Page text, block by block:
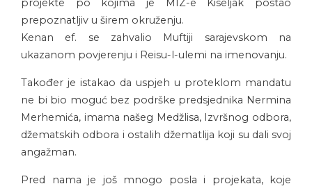
projekte po kojima je MIZ-e Kiseljak postao
prepoznatljiv u širem okruženju.
Kenan ef. se zahvalio Muftiji sarajevskom na
ukazanom povjerenju i Reisu-l-ulemi na imenovanju.
Također je istakao da uspjeh u proteklom mandatu
ne bi bio moguć bez podrške predsjednika Nermina
Merhemića, imama našeg Medžlisa, Izvršnog odbora,
džematskih odbora i ostalih džematlija koji su dali svoj
angažman.
Pred nama je još mnogo posla i projekata, koje